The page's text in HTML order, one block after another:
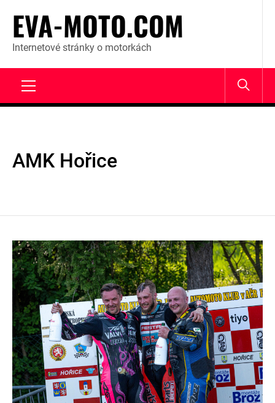
content
EVA-MOTO.COM
Internetové stránky o motorkách
AMK Hořice